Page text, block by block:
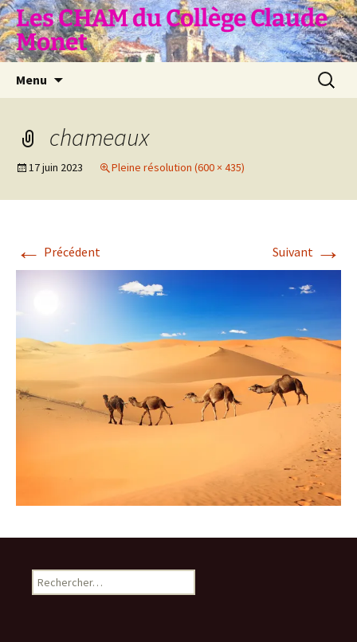
Aller
au
contenu
Les CHAM du Collège Claude
Monet
Menu
chameaux
17 juin 2023 Pleine résolution (600 × 435)
← Précédent Suivant →
Rechercher :